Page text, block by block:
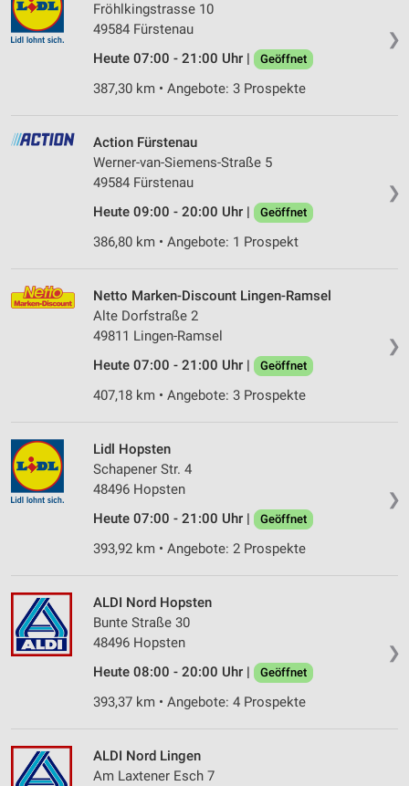
❯
Fröhlkingstrasse 10
49584 Fürstenau
Heute 07:00 - 21:00 Uhr |
Geöffnet
387,30 km • Angebote: 3 Prospekte
❯
Action Fürstenau
Werner-van-Siemens-Straße 5
49584 Fürstenau
Heute 09:00 - 20:00 Uhr |
Geöffnet
386,80 km • Angebote: 1 Prospekt
❯
Netto Marken-Discount Lingen-Ramsel
Alte Dorfstraße 2
49811 Lingen-Ramsel
Heute 07:00 - 21:00 Uhr |
Geöffnet
407,18 km • Angebote: 3 Prospekte
❯
Lidl Hopsten
Schapener Str. 4
48496 Hopsten
Heute 07:00 - 21:00 Uhr |
Geöffnet
393,92 km • Angebote: 2 Prospekte
❯
ALDI Nord Hopsten
Bunte Straße 30
48496 Hopsten
Heute 08:00 - 20:00 Uhr |
Geöffnet
393,37 km • Angebote: 4 Prospekte
ALDI Nord Lingen
Am Laxtener Esch 7